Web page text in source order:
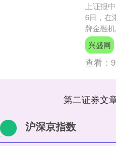
上证报
6日，在
牌金融
战略合
绍，此次
兴盛网
查看：
第二证券文
沪深京指数